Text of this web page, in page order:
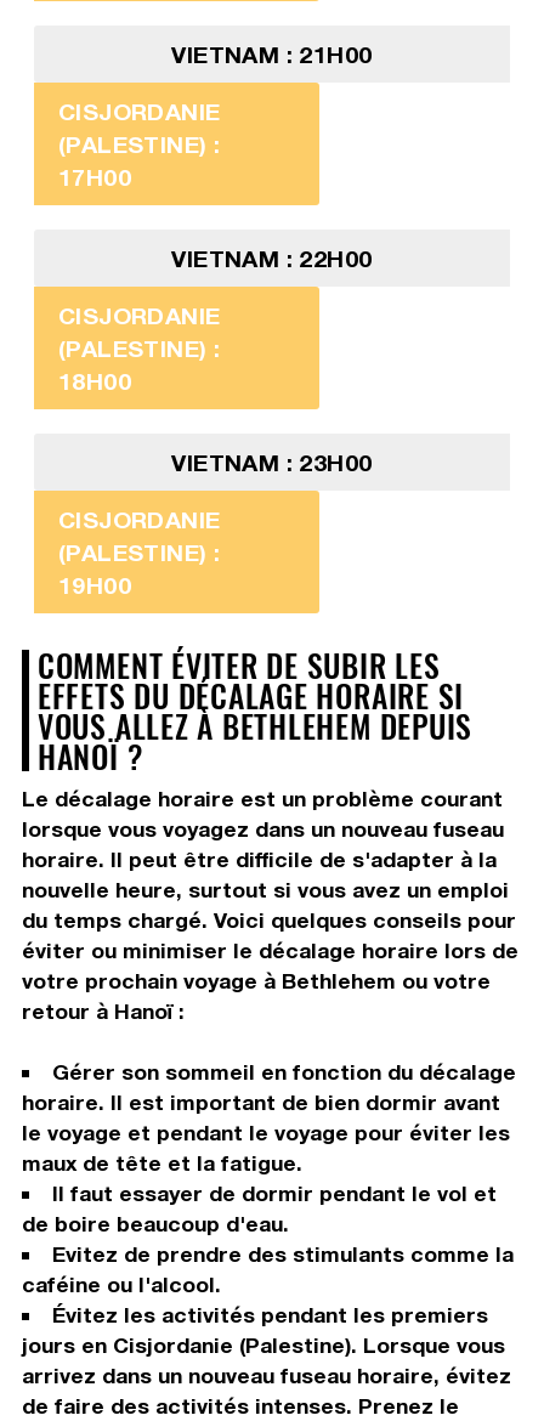
VIETNAM : 21H00
CISJORDANIE
(PALESTINE) :
17H00
VIETNAM : 22H00
CISJORDANIE
(PALESTINE) :
18H00
VIETNAM : 23H00
CISJORDANIE
(PALESTINE) :
19H00
COMMENT ÉVITER DE SUBIR LES
EFFETS DU DÉCALAGE HORAIRE SI
VOUS ALLEZ À BETHLEHEM DEPUIS
HANOÏ ?
Le décalage horaire est un problème courant
lorsque vous voyagez dans un nouveau fuseau
horaire. Il peut être difficile de s'adapter à la
nouvelle heure, surtout si vous avez un emploi
du temps chargé. Voici quelques conseils pour
éviter ou minimiser le décalage horaire lors de
votre prochain voyage à Bethlehem ou votre
retour à Hanoï :
Gérer son sommeil en fonction du décalage
horaire. Il est important de bien dormir avant
le voyage et pendant le voyage pour éviter les
maux de tête et la fatigue.
Il faut essayer de dormir pendant le vol et
de boire beaucoup d'eau.
Evitez de prendre des stimulants comme la
caféine ou l'alcool.
Évitez les activités pendant les premiers
jours en Cisjordanie (Palestine). Lorsque vous
arrivez dans un nouveau fuseau horaire, évitez
de faire des activités intenses. Prenez le